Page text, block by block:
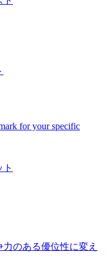
for your specific
力のある優位性に変え